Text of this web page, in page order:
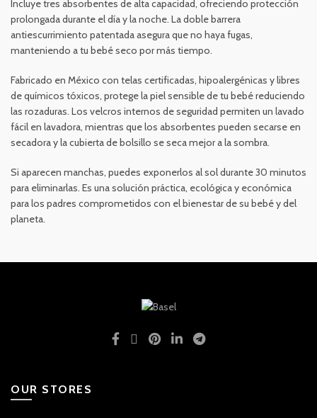
Incluye tres absorbentes de alta capacidad, ofreciendo protección
prolongada durante el día y la noche. La doble barrera
antiescurrimiento patentada asegura que no haya fugas,
manteniendo a tu bebé seco por más tiempo.
Fabricado en México con telas certificadas, hipoalergénicas y libres
de químicos tóxicos, protege la piel sensible de tu bebé reduciendo
las rozaduras. Los velcros internos de seguridad permiten un lavado
fácil en lavadora, mientras que los absorbentes pueden secarse en
secadora y la cubierta de bolsillo se seca mejor a la sombra.
Si aparecen manchas, puedes exponerlos al sol durante 30 minutos
para eliminarlas. Es una solución práctica, ecológica y económica
para los padres comprometidos con el bienestar de su bebé y del
planeta.
OUR STORES